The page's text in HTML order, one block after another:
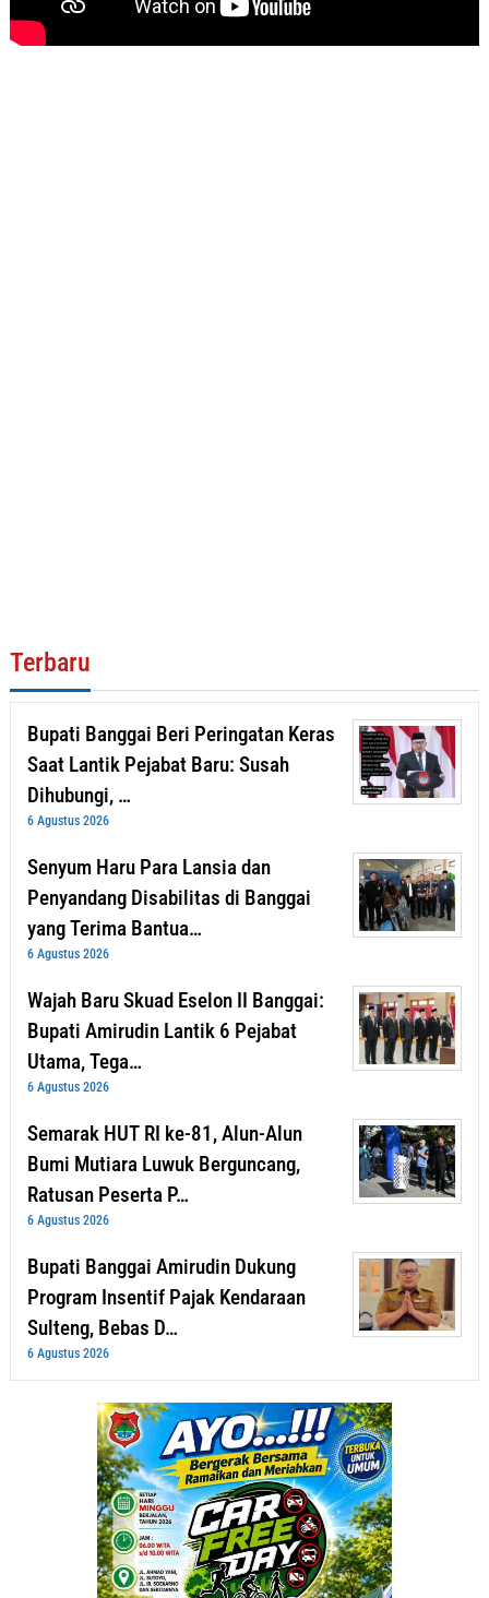
Terbaru
Bupati Banggai Beri Peringatan Keras
Saat Lantik Pejabat Baru: Susah
Dihubungi, …
6 Agustus 2026
Senyum Haru Para Lansia dan
Penyandang Disabilitas di Banggai
yang Terima Bantua…
6 Agustus 2026
Wajah Baru Skuad Eselon II Banggai:
Bupati Amirudin Lantik 6 Pejabat
Utama, Tega…
6 Agustus 2026
Semarak HUT RI ke-81, Alun-Alun
Bumi Mutiara Luwuk Berguncang,
Ratusan Peserta P…
6 Agustus 2026
Bupati Banggai Amirudin Dukung
Program Insentif Pajak Kendaraan
Sulteng, Bebas D…
6 Agustus 2026